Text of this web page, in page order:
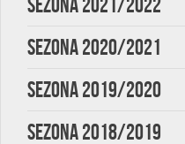
SEZONA 2020/2021
SEZONA 2019/2020
SEZONA 2018/2019